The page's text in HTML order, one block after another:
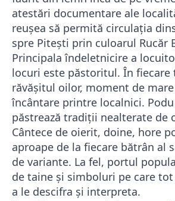
atestări documentare ale
reușea să permită circulația
spre Pitești prin culoarul Rucăr
Principala îndeletnicire a
locuri este păstoritul. În fiecare
răvășitul oilor, moment de
încântare printre localnici.
păstrează tradiții nealterate de
Cântece de oierit, doine, hore
aproape de la fiecare bătrân al
de variante. La fel, portul
de taine și simboluri pe care
a le descifra și interpreta.